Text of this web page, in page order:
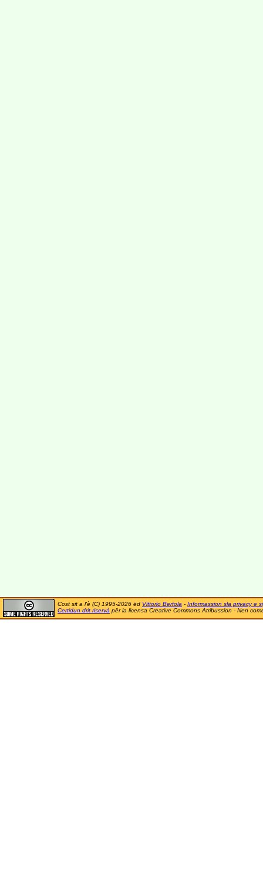
Cost sit a l'è (C) 1995-2026 ëd Vittorio Bertola - Informassion sla privacy e
Certidun drit riservà për la licensa Creative Commons Atribussion - Nen